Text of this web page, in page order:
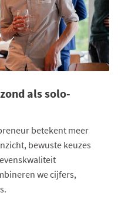
als solo-
betekent meer
bewuste keuzes
we cijfers,